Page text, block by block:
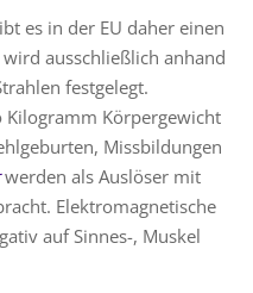
es in der EU daher einen
ausschließlich anhand
festgelegt.
Körpergewicht
Missbildungen
werden als Auslöser mit
Elektromagnetische
auf Sinnes-, Muskel